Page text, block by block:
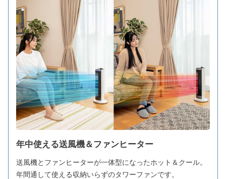
年中使える送風機＆ファンヒーター
送風機とファンヒーターが一体型になったホット＆クール。
年間通して使える収納いらずのタワーファンです。